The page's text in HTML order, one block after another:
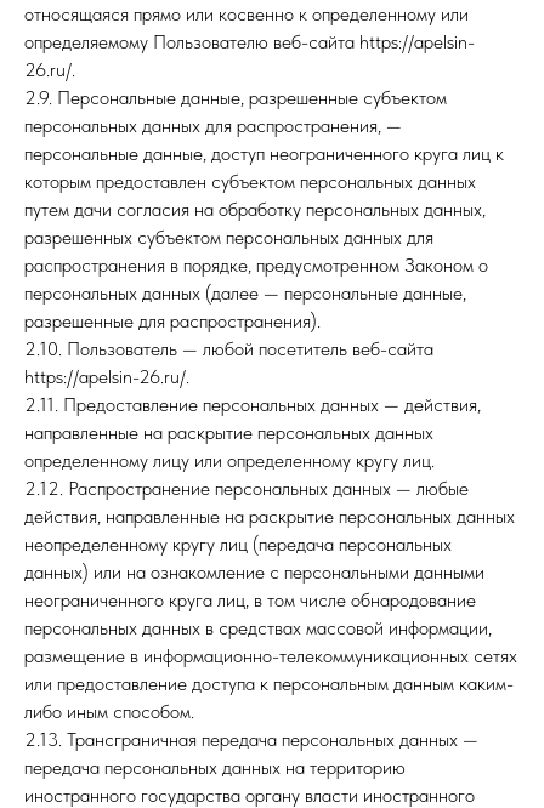
относящаяся прямо или косвенно к определенному или
определяемому Пользователю веб-сайта https://apelsin-
26.ru/.
2.9. Персональные данные, разрешенные субъектом
персональных данных для распространения, —
персональные данные, доступ неограниченного круга лиц к
которым предоставлен субъектом персональных данных
путем дачи согласия на обработку персональных данных,
разрешенных субъектом персональных данных для
распространения в порядке, предусмотренном Законом о
персональных данных (далее — персональные данные,
разрешенные для распространения).
2.10. Пользователь — любой посетитель веб-сайта
https://apelsin-26.ru/.
2.11. Предоставление персональных данных — действия,
направленные на раскрытие персональных данных
определенному лицу или определенному кругу лиц.
2.12. Распространение персональных данных — любые
действия, направленные на раскрытие персональных данных
неопределенному кругу лиц (передача персональных
данных) или на ознакомление с персональными данными
неограниченного круга лиц, в том числе обнародование
персональных данных в средствах массовой информации,
размещение в информационно-телекоммуникационных сетях
или предоставление доступа к персональным данным каким-
либо иным способом.
2.13. Трансграничная передача персональных данных —
передача персональных данных на территорию
иностранного государства органу власти иностранного